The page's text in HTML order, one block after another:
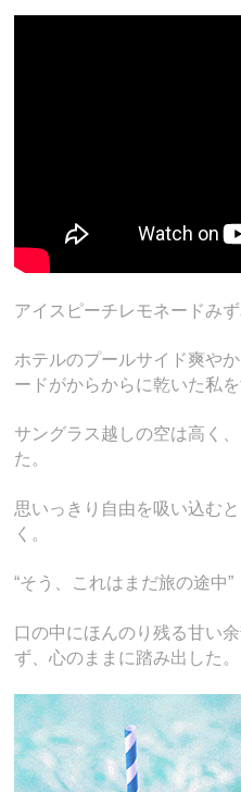
アイスピーチレモネードみ
ホテルのプールサイド爽や
ードがからからに乾いた私を
サングラス越しの空は高く
た。
思いっきり自由を吸い込む
く。
“そう、これはまだ旅の途中”
口の中にほんのり残る甘い
ず、心のままに踏み出した。